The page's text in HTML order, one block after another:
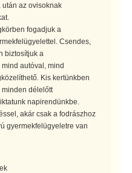
után az ovisoknak
fogadjuk a
Csendes,
biztosítjuk a
autóval, mind
Kis kertünkben
minden délelőtt
napirendünkbe.
akár csak a fodrászhoz
gyermekfelügyeletre van